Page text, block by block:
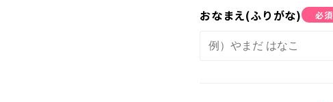
受講までの流れ
おなまえ(ふりがな) 必須